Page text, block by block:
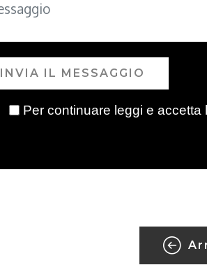
INVIA IL MESSAGGIO
Per continuare leggi e